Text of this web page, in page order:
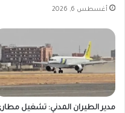
أغسطس 6, 2026
مدير الطيران المدني: تشغيل